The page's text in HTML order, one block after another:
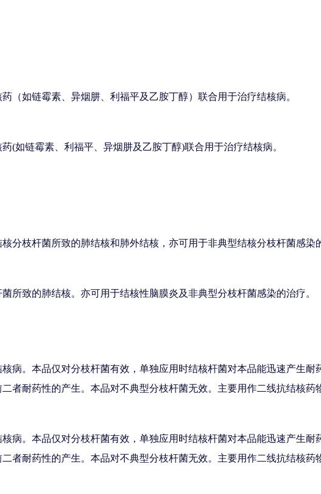
（如链霉素、异烟肼、利福平及乙胺丁醇）联合用于治疗结核病。
(如链霉素、利福平、异烟肼及乙胺丁醇)联合用于治疗结核病。
分枝杆菌所致的肺结核和肺外结核，亦可用于非典型结核分枝杆菌感染
所致的肺结核。亦可用于结核性脑膜炎及非典型分枝杆菌感染的治疗。
病。本品仅对分枝杆菌有效，单独应用时结核杆菌对本品能迅速产生
者耐药性的产生。本品对不典型分枝杆菌无效。主要用作二线抗结核药
病。本品仅对分枝杆菌有效，单独应用时结核杆菌对本品能迅速产生
者耐药性的产生。本品对不典型分枝杆菌无效。主要用作二线抗结核药